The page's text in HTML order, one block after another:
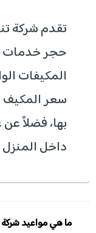
تقدم شركة
حجر
سعر
بها، فضلاً
داخل المنزل
ما هي مواعيد شركة